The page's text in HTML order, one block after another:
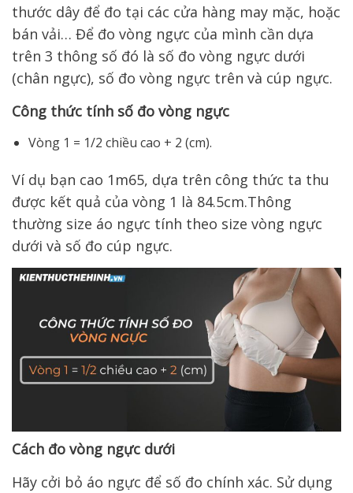
thước dây để đo tại các cửa hàng may mặc, hoặc
bán vải… Để đo vòng ngực của mình cần dựa
trên 3 thông số đó là số đo vòng ngực dưới
(chân ngực), số đo vòng ngực trên và cúp ngực.
Công thức tính số đo vòng ngực
Vòng 1 = 1/2 chiều cao + 2 (cm).
Ví dụ bạn cao 1m65, dựa trên công thức ta thu
được kết quả của vòng 1 là 84.5cm.Thông
thường size áo ngực tính theo size vòng ngực
dưới và số đo cúp ngực.
Cách đo vòng ngực dưới
Hãy cởi bỏ áo ngực để số đo chính xác. Sử dụng